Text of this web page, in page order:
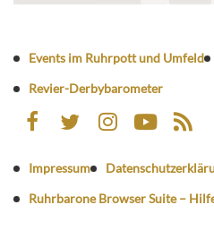
Events im Ruhrpott und Umfeld
Revier-Derbybarometer
Impressum
Ruhrbarone Browser Suite –